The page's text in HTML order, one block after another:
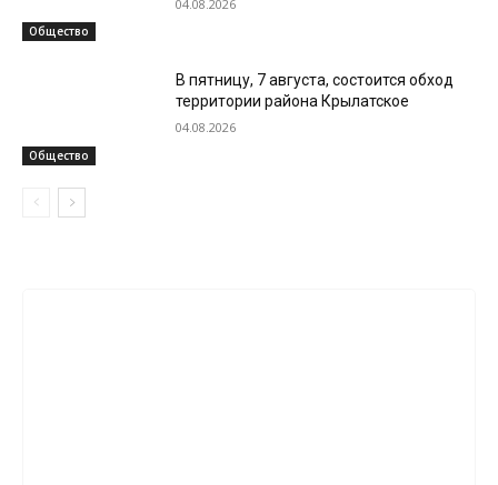
Общество
04.08.2026
Общество
В пятницу, 7 августа, состоится обход
территории района Крылатское
04.08.2026